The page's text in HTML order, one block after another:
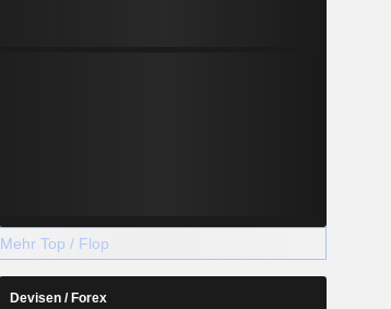
Mehr Top / Flop
Devisen / Forex